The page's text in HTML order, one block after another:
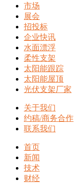
市场
展会
招投标
企业快讯
水面漂浮
柔性支架
太阳能跟踪
太阳能屋顶
光伏支架厂家
关于我们
约稿/商务合作
联系我们
首页
新闻
技术
财经